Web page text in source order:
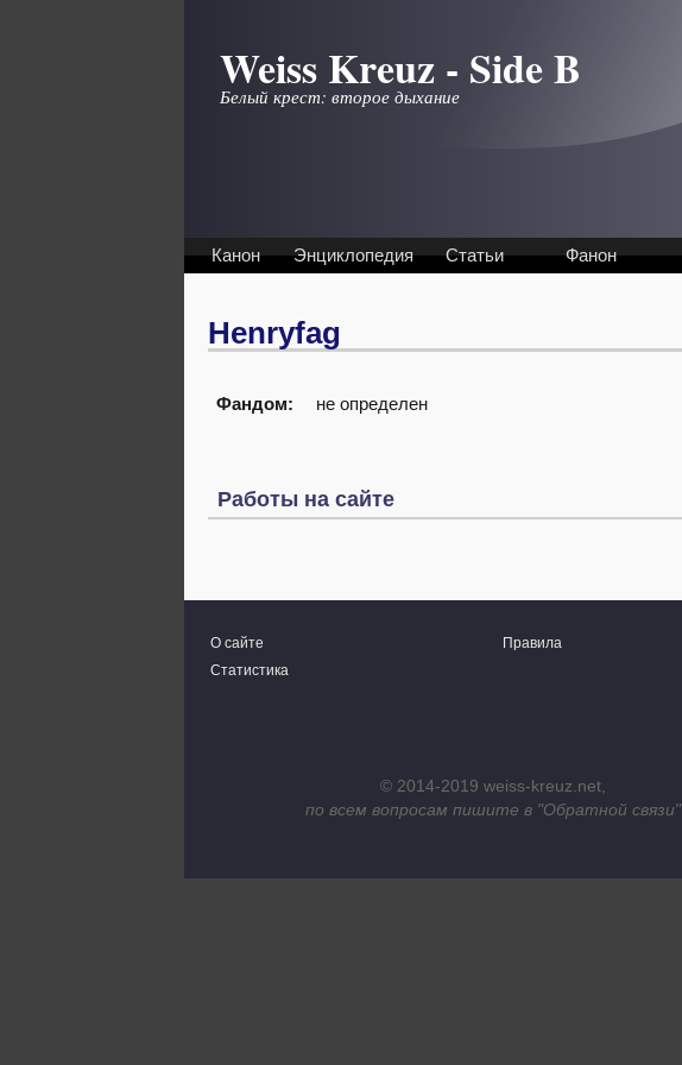
Weiss Kreuz - Side B
Белый крест: второе дыхание
Канон Энциклопедия Статьи Фанон
Henryfag
Фандом: не определен
Работы на сайте
О сайте Правила
Статистика
© 2014-2019 weiss-kreuz.net,
по всем вопросам пишите в "Обратной связи"